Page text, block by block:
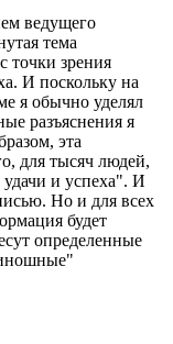
ведущего
тема
точки зрения
И поскольку на
я обычно уделял
разъяснения я
эта
для тысяч людей,
и успеха". И
Но и для всех
будет
определенные